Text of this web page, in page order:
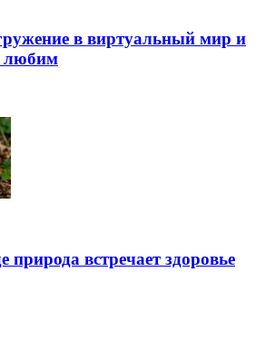
в виртуальный мир и
любим
природа встречает здоровье